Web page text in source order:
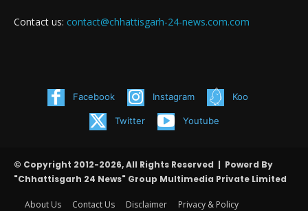
Contact us: contact@chhattisgarh-24-news.com.com
Facebook Instagram Koo
Twitter Youtube
© Copyright 2012-2026, All Rights Reserved | Powerd By
"Chhattisgarh 24 News" Group Multimedia Private Limited
About Us Contact Us Disclaimer
Privacy & Policy